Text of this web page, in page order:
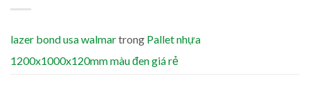
lazer bond usa walmartrong Pallet nhựa
1200x1000x120mm màu đen giá rẻ